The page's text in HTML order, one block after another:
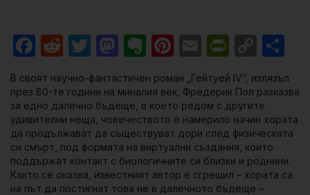
Facebook
RedditTwitter
Mastodon
Evernote
Pinterest
Email
В своят научно-фантастичен роман „Гейтуей IV“, излязъл
през 80-те години на миналия век, Фредерик Пол разказва
за едно далечно бъдеще, в което редом с другите
удивителни неща, човечеството е намерило начин хората
да продължават да съществуват дори след физическата
си смърт, под формата на виртуални създания, които
поддържат контакт с биологичните си близки и роднини.
Както се оказва, известният автор е сгрешил – хората са
на път да постигнат това не в далечното бъдеще –